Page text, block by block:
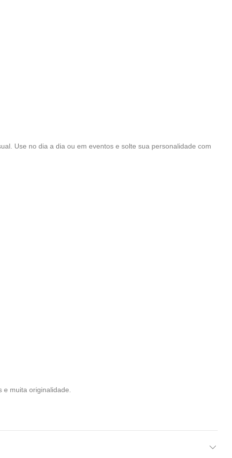
Use no dia a dia ou em eventos e solte sua personalidade com
muita originalidade.